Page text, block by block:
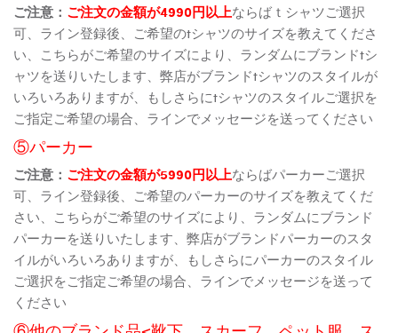
ご注意： ご注文の金額が4990円以上ならばｔシャツご選択
可、ライン登録後、ご希望のtシャツのサイズを教えてくださ
い、こちらがご希望のサイズにより、ランダムにブランドtシ
ャツを送りいたします、弊店がブランドtシャツのスタイルが
いろいろありますが、もしさらにtシャツのスタイルご選択を
ご指定ご希望の場合、ラインでメッセージを送ってください
⑤パーカー
ご注意： ご注文の金額が5990円以上ならばパーカーご選択
可、ライン登録後、ご希望のパーカーのサイズを教えてくだ
さい、こちらがご希望のサイズにより、ランダムにブランド
パーカーを送りいたします、弊店がブランドパーカーのスタ
イルがいろいろありますが、もしさらにパーカーのスタイル
ご選択をご指定ご希望の場合、ラインでメッセージを送って
ください